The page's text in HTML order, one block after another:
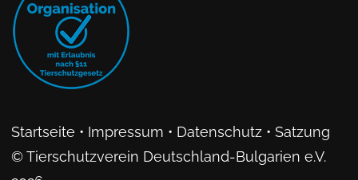
Startseite • Impressum • Datenschutz• Satzung
© Tierschutzverein Deutschland-Bulgarien e.V.